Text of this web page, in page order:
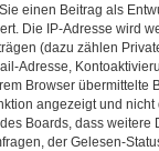
einen Beitrag als
Die IP-Adresse wird
(dazu zählen
Adresse,
Browser übermittelte
angezeigt und
Boards, dass weitere
der Gelesen-